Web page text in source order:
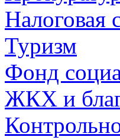
Налоговая
Туризм
Фонд
ЖКХ и